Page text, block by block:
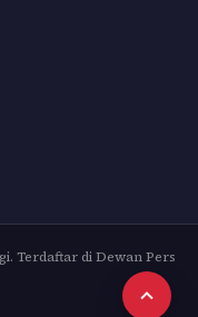
Terdaftar di Dewan Pers